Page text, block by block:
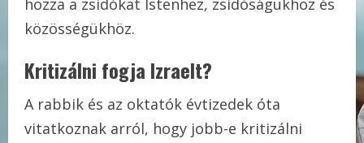
hozza a zsidókat Istenhez, zsidóságukhoz és
közösségükhöz.
Kritizálni fogja Izraelt?
A rabbik és az oktatók évtizedek óta
vitatkoznak arról, hogy jobb-e kritizálni